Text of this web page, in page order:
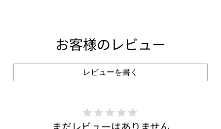
お客様のレビュー
レビューを書く